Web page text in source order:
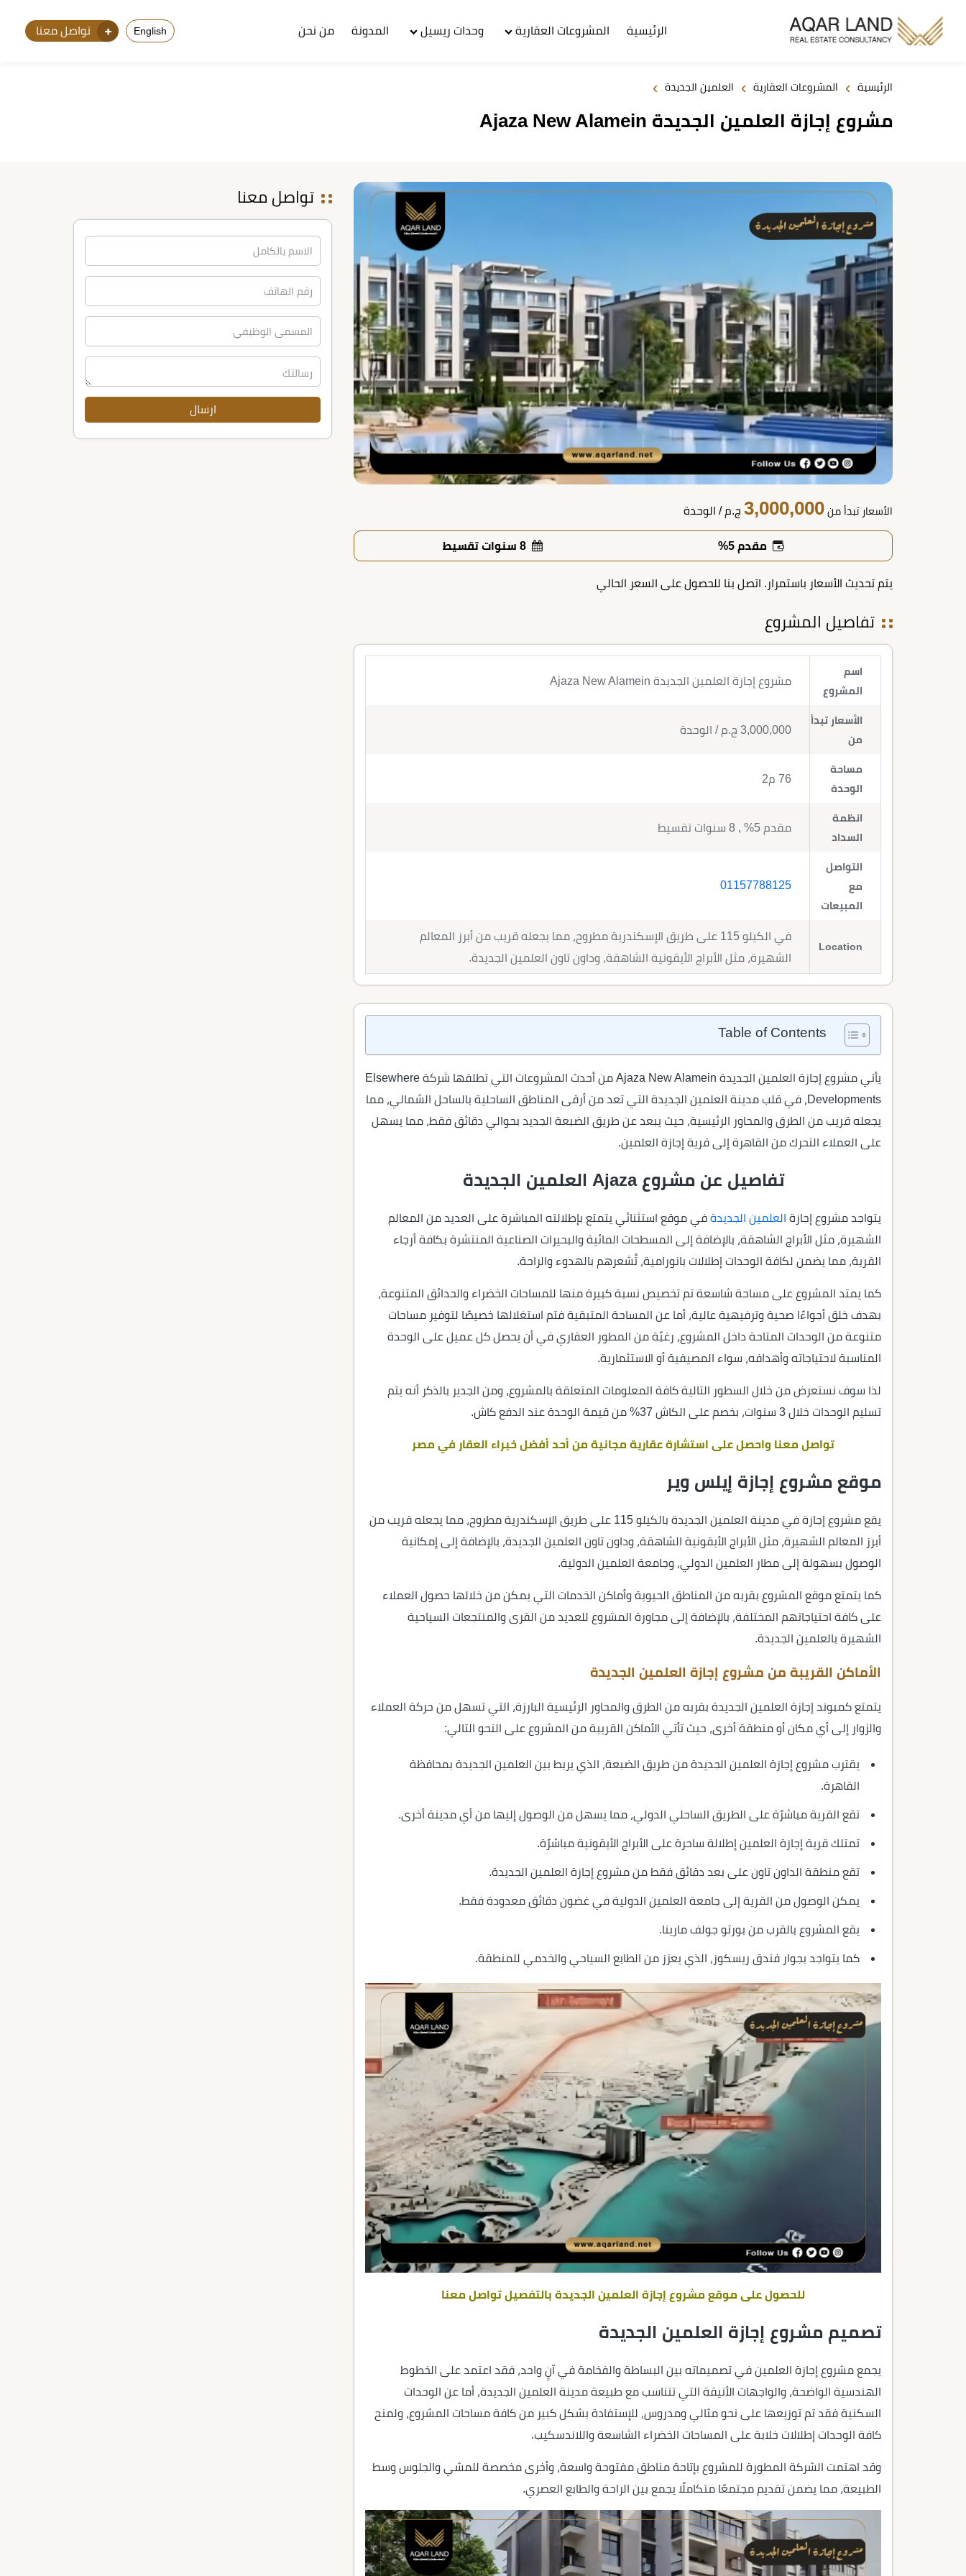
الرئيسية المشروعات العقارية وحدات ريسيل المدونة من نحن English تواصل معنا
الرئيسية › المشروعات العقارية › العلمين الجديدة ›
مشروع إجازة العلمين الجديدة Ajaza New Alamein
الأسعار تبدأ من 3,000,000 ج.م / الوحدة
مقدم 5%
يتم تحديث الأسعار باستمرار. اتصل بنا للحصول على السعر الحالي
تفاصيل المشروع
اسم
المشروع
مشروع إجازة العلمين الجديدة Ajaza New Alamein
الأسعار تبدأ
من
3,000,000 ج.م / الوحدة
مساحة
الوحدة
76 م2
انظمة
السداد
مقدم 5% , 8 سنوات تقسيط
التواصل
مع
المبيعات
01157788125
Location
في الكيلو 115 على طريق الإسكندرية مطروح، مما يجعله قريب من أبرز المعالم
الشهيرة، مثل الأبراج الأيقونية الشاهقة، وداون تاون العلمين الجديدة.
Table of Contents
يأتي مشروع إجازة العلمين الجديدة Ajaza New Alamein من أحدث المشروعات التي تطلقها شركة Elsewhere
Developments، في قلب مدينة العلمين الجديدة التي تعد من أرقى المناطق الساحلية بالساحل الشمالي، مما
يجعله قريب من الطرق والمحاور الرئيسية، حيث يبعد عن طريق الضبعة الجديد بحوالي دقائق فقط، مما يسهل
على العملاء التحرك من القاهرة إلى قرية إجازة العلمين.
تفاصيل عن مشروع Ajaza العلمين الجديدة
يتواجد مشروع إجازة العلمين الجديدة في موقع استثنائي يتمتع بإطلالته المباشرة على العديد من المعالم
الشهيرة، مثل الأبراج الشاهقة، بالإضافة إلى المسطحات المائية والبحيرات الصناعية المنتشرة بكافة أرجاء
القرية، مما يضمن لكافة الوحدات إطلالات بانورامية، تُشعرهم بالهدوء والراحة.
كما يمتد المشروع على مساحة شاسعة تم تخصيص نسبة كبيرة منها للمساحات الخضراء والحدائق المتنوعة،
بهدف خلق أجواءًا صحية وترفيهية عالية، أما عن المساحة المتبقية فتم استغلالها خصيصًا لتوفير مساحات
متنوعة من الوحدات المتاحة داخل المشروع، رغبًة من المطور العقاري في أن يحصل كل عميل على الوحدة
المناسبة لاحتياجاته وأهدافه، سواء المصيفية أو الاستثمارية.
لذا سوف نستعرض من خلال السطور التالية كافة المعلومات المتعلقة بالمشروع، ومن الجدير بالذكر أنه يتم
تسليم الوحدات خلال 3 سنوات، بخصم على الكاش 37% من قيمة الوحدة عند الدفع كاش.
تواصل معنا واحصل على استشارة عقارية مجانية من أحد أفضل خبراء العقار في مصر
موقع مشروع إجازة إيلس وير
يقع مشروع إجازة في مدينة العلمين الجديدة بالكيلو 115 على طريق الإسكندرية مطروح، مما يجعله قريب من
أبرز المعالم الشهيرة، مثل الأبراج الأيقونية الشاهقة، وداون تاون العلمين الجديدة، بالإضافة إلى إمكانية
الوصول بسهولة إلى مطار العلمين الدولي، وجامعة العلمين الدولية.
كما يتمتع موقع المشروع بقربه من المناطق الحيوية وأماكن الخدمات التي يمكن من خلالها حصول العملاء
على كافة احتياجاتهم المختلفة، بالإضافة إلى مجاورة المشروع للعديد من القرى والمنتجعات السياحية
الشهيرة بالعلمين الجديدة.
الأماكن القريبة من مشروع إجازة العلمين الجديدة
يتمتع كمبوند إجازة العلمين الجديدة بقربه من الطرق والمحاور الرئيسية البارزة، التي تسهل من حركة العملاء
والزوار إلى أي مكان أو منطقة أخرى، حيث تأتي الأماكن القريبة من المشروع على النحو التالي:
يقترب مشروع إجازة العلمين الجديدة من طريق الضبعة، الذي يربط بين العلمين الجديدة بمحافظة
القاهرة.
تقع القرية مباشرًة على الطريق الساحلي الدولي، مما يسهل من الوصول إليها من أي مدينة أخرى.
تمتلك قرية إجازة العلمين إطلالة ساحرة على الأبراج الأيقونية مباشرًة.
تقع منطقة الداون تاون على بعد دقائق فقط من مشروع إجازة العلمين الجديدة.
يمكن الوصول من القرية إلى جامعة العلمين الدولية في غضون دقائق معدودة فقط.
يقع المشروع بالقرب من بورتو جولف مارينا.
كما يتواجد بجوار فندق ريسكوز، الذي يعزز من الطابع السياحي والخدمي للمنطقة.
للحصول على موقع مشروع إجازة العلمين الجديدة بالتفصيل تواصل معنا
تصميم مشروع إجازة العلمين الجديدة
يجمع مشروع إجازة العلمين في تصميماته بين البساطة والفخامة في آنٍ واحد، فقد اعتمد على الخطوط
الهندسية الواضحة، والواجهات الأنيقة التي تتناسب مع طبيعة مدينة العلمين الجديدة، أما عن الوحدات
السكنية فقد تم توزيعها على نحو مثالي ومدروس، للإستفادة بشكل كبير من كافة مساحات المشروع، ولمنح
كافة الوحدات إطلالات خلابة على المساحات الخضراء الشاسعة واللاندسكيب.
وقد اهتمت الشركة المطورة للمشروع بإتاحة مناطق مفتوحة واسعة، وأخرى مخصصة للمشي والجلوس وسط
الطبيعة، مما يضمن تقديم مجتمعًا متكاملًا يجمع بين الراحة والطابع العصري.
تواصل معنا